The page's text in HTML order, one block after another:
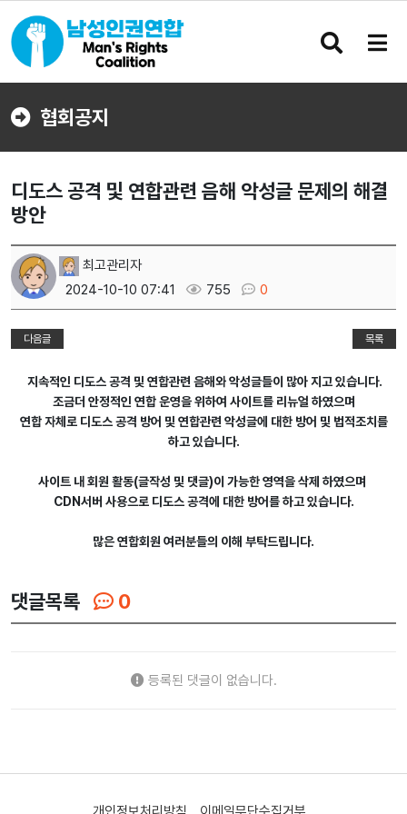
검
버
메
버
협회공지
디도스 공격 및 연합관련 음해 악성글 문제의 해결
방안
최고관리자
2024-10-10 07:41
755 0
다음글 목록
지속적인 디도스 공격 및 연합관련 음해와 악성글들이 많아 지고 있습니다.
조금더 안정적인 연합 운영을 위하여 사이트를 리뉴얼 하였으며
연합 자체로 디도스 공격 방어 및 연합관련 악성글에 대한 방어 및 법적조치를
하고 있습니다.
사이트 내 회원 활동(글작성 및 댓글)이 가능한 영역을 삭제 하였으며
CDN서버 사용으로 디도스 공격에 대한 방어를 하고 있습니다.
많은 연합회원 여러분들의 이해 부탁드립니다.
댓글목록 0
등록된 댓글이 없습니다.